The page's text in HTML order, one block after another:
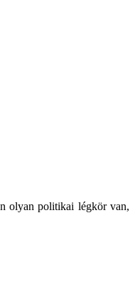
olyan politikai légkör van,